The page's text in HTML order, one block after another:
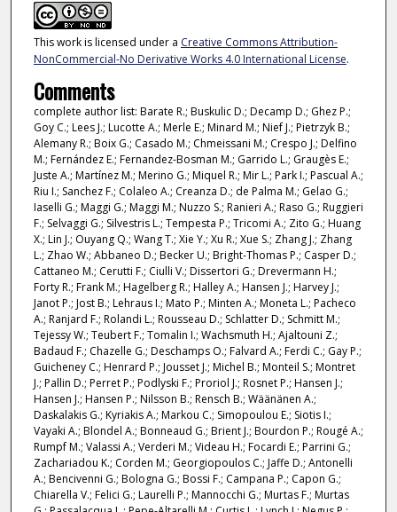
This work is licensed under a Creative Commons Attribution-
NonCommercial-No Derivative Works 4.0 International License.
Comments
complete author list: Barate R.; Buskulic D.; Decamp D.; Ghez P.;
Goy C.; Lees J.; Lucotte A.; Merle E.; Minard M.; Nief J.; Pietrzyk B.;
Alemany R.; Boix G.; Casado M.; Chmeissani M.; Crespo J.; Delfino
M.; Fernández E.; Fernandez-Bosman M.; Garrido L.; Graugès E.;
Juste A.; Martínez M.; Merino G.; Miquel R.; Mir L.; Park I.; Pascual A.;
Riu I.; Sanchez F.; Colaleo A.; Creanza D.; de Palma M.; Gelao G.;
Iaselli G.; Maggi G.; Maggi M.; Nuzzo S.; Ranieri A.; Raso G.; Ruggieri
F.; Selvaggi G.; Silvestris L.; Tempesta P.; Tricomi A.; Zito G.; Huang
X.; Lin J.; Ouyang Q.; Wang T.; Xie Y.; Xu R.; Xue S.; Zhang J.; Zhang
L.; Zhao W.; Abbaneo D.; Becker U.; Bright-Thomas P.; Casper D.;
Cattaneo M.; Cerutti F.; Ciulli V.; Dissertori G.; Drevermann H.;
Forty R.; Frank M.; Hagelberg R.; Halley A.; Hansen J.; Harvey J.;
Janot P.; Jost B.; Lehraus I.; Mato P.; Minten A.; Moneta L.; Pacheco
A.; Ranjard F.; Rolandi L.; Rousseau D.; Schlatter D.; Schmitt M.;
Tejessy W.; Teubert F.; Tomalin I.; Wachsmuth H.; Ajaltouni Z.;
Badaud F.; Chazelle G.; Deschamps O.; Falvard A.; Ferdi C.; Gay P.;
Guicheney C.; Henrard P.; Jousset J.; Michel B.; Monteil S.; Montret
J.; Pallin D.; Perret P.; Podlyski F.; Proriol J.; Rosnet P.; Hansen J.;
Hansen J.; Hansen P.; Nilsson B.; Rensch B.; Wäänänen A.;
Daskalakis G.; Kyriakis A.; Markou C.; Simopoulou E.; Siotis I.;
Vayaki A.; Blondel A.; Bonneaud G.; Brient J.; Bourdon P.; Rougé A.;
Rumpf M.; Valassi A.; Verderi M.; Videau H.; Focardi E.; Parrini G.;
Zachariadou K.; Corden M.; Georgiopoulos C.; Jaffe D.; Antonelli
A.; Bencivenni G.; Bologna G.; Bossi F.; Campana P.; Capon G.;
Chiarella V.; Felici G.; Laurelli P.; Mannocchi G.; Murtas F.; Murtas